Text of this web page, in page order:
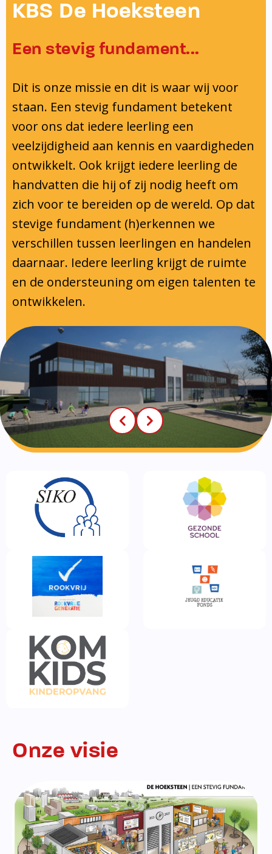
Onderwijsinspectie
KBS De Hoeksteen
Een stevig fundament...
Dit is onze missie en dit is waar wij voor
staan. Een stevig fundament betekent
voor ons dat iedere leerling een
veelzijdigheid aan kennis en vaardigheden
ontwikkelt. Ook krijgt iedere leerling de
handvatten die hij of zij nodig heeft om
zich voor te bereiden op de wereld. Op dat
stevige fundament (h)erkennen we
verschillen tussen leerlingen en handelen
daarnaar. Iedere leerling krijgt de ruimte
en de ondersteuning om eigen talenten te
ontwikkelen.
Onze visie